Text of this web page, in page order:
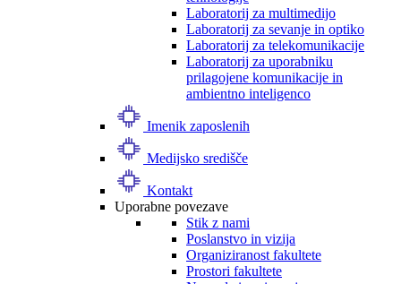
Laboratorij za multimedijo
Laboratorij za sevanje in optiko
Laboratorij za telekomunikacije
Laboratorij za uporabniku
prilagojene komunikacije in
ambientno inteligenco
Imenik zaposlenih
Medijsko središče
Kontakt
Uporabne povezave
Stik z nami
Poslanstvo in vizija
Organiziranost fakultete
Prostori fakultete